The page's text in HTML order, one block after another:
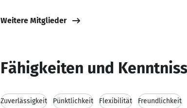
Weitere Mitglieder
Fähigkeiten und
Zuverlässigkeit Pünktlichkeit Flexibilität Freundlichkeit